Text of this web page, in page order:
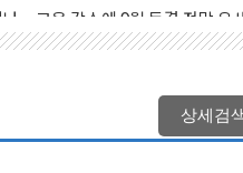
, '공동방위협정' 체결… 이스라
도회장 공사 중단 명령…트럼프
'하르그섬', 최근 1주일 이상 '올
상세검